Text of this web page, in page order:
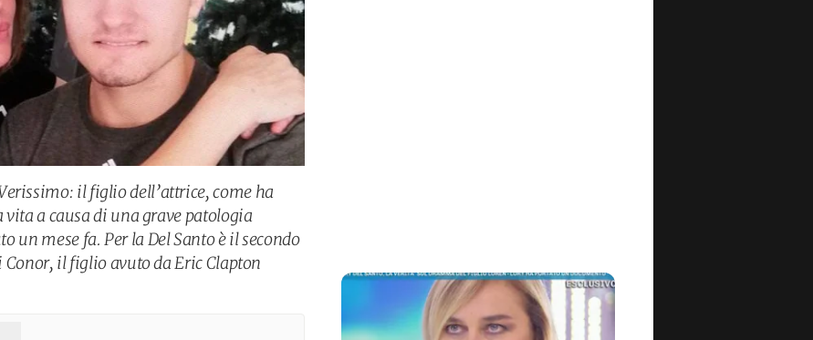
il figlio dell’attrice, come ha
vita a causa di una grave patologia
un mese fa. Per la Del Santo è il secondo
il figlio avuto da Eric Clapton